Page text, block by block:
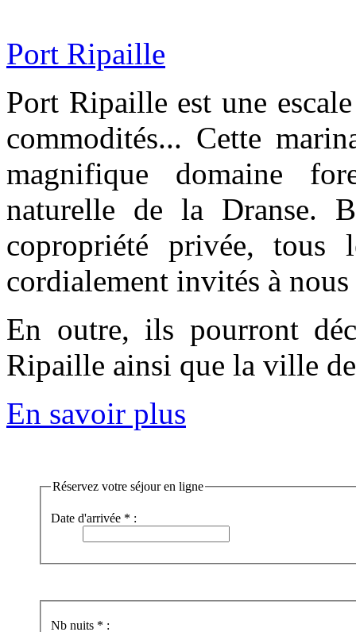
Port Ripaille
Port Ripaille est une
commodités... Cette
magnifique domaine
naturelle de la Dranse.
copropriété privée, tous
cordialement invités à
En outre, ils pourront
Ripaille ainsi que la ville
En savoir plus
Réservez votre séjour en ligne
Date d'arrivée * :
Nb nuits * :